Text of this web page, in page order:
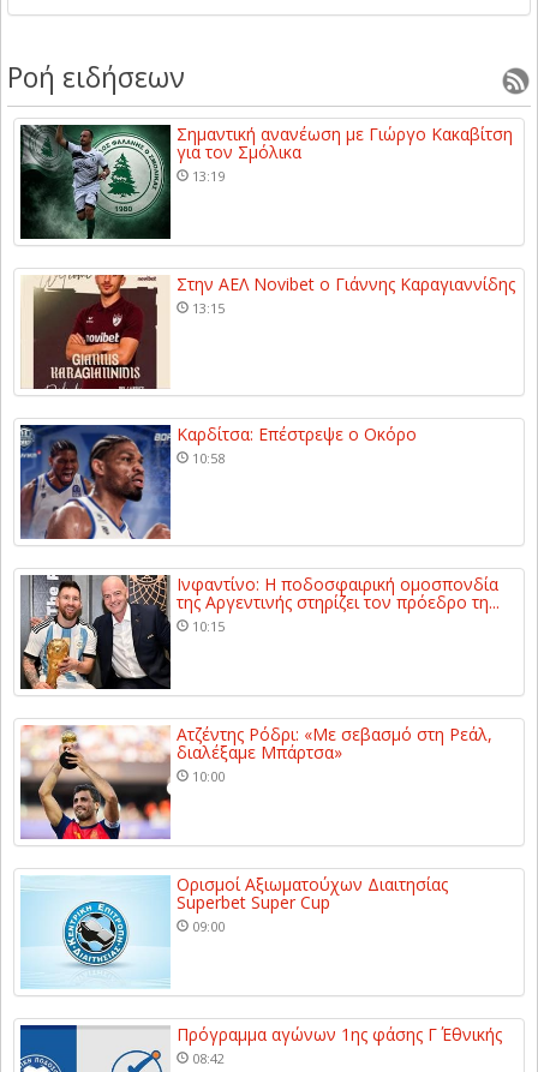
Ροή ειδήσεων
Σημαντική ανανέωση με Γιώργο Κακαβίτση
για τον Σμόλικα
13:19
Στην ΑΕΛ Novibet ο Γιάννης Καραγιαννίδης
13:15
Καρδίτσα: Επέστρεψε ο Οκόρο
10:58
Ινφαντίνο: Η ποδοσφαιρική ομοσπονδία
της Αργεντινής στηρίζει τον πρόεδρο τη...
10:15
Ατζέντης Ρόδρι: «Με σεβασμό στη Ρεάλ,
διαλέξαμε Μπάρτσα»
10:00
Ορισμοί Αξιωματούχων Διαιτησίας
Superbet Super Cup
09:00
Πρόγραμμα αγώνων 1ης φάσης Γ΄ Εθνικής
08:42